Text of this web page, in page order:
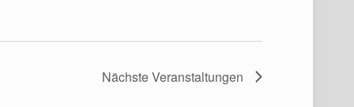
NächsteVeranstaltungen